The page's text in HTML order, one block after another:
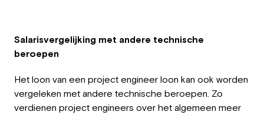
Salarisvergelijking met andere technische
beroepen
Het loon van een project engineer loon kan ook worden
vergeleken met andere technische beroepen. Zo
verdienen project engineers over het algemeen meer